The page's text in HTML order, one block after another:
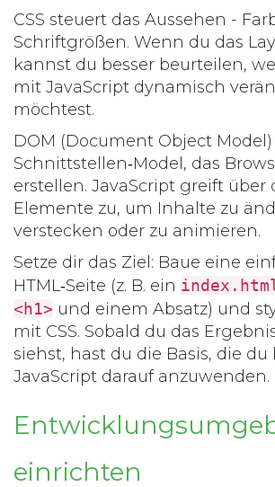
CSS steuert das Aussehen -
Schriftgrößen. Wenn du das
kannst du besser beurteilen,
mit JavaScript dynamisch
möchtest.
DOM (Document Object Model)
Schnittstellen‑Model, das
erstellen. JavaScript greift über
Elemente zu, um Inhalte zu
verstecken oder zu animieren.
Setze dir das Ziel: Baue eine
HTML‑Seite (z. B. ein
<h1> und einem Absatz) und
mit CSS. Sobald du das
siehst, hast du die Basis, die du
JavaScript darauf anzuwenden.
einrichten